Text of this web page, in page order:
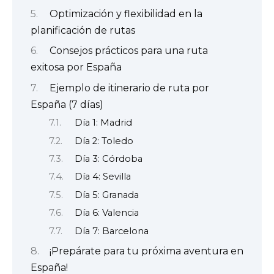
Optimización y flexibilidad en la
planificación de rutas
Consejos prácticos para una ruta
exitosa por España
Ejemplo de itinerario de ruta por
España (7 días)
Día 1: Madrid
Día 2: Toledo
Día 3: Córdoba
Día 4: Sevilla
Día 5: Granada
Día 6: Valencia
Día 7: Barcelona
¡Prepárate para tu próxima aventura en
España!